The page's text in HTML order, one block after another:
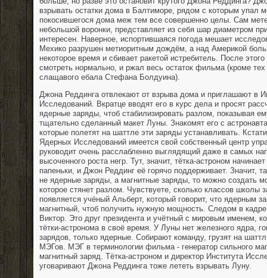
взрывать остатки дома в Балтиморе, рядом с которым упал
покосившегося дома меж тем все совершенно целы. Сам
небольшой воронки, представляет из себя шар диаметром
интересен. Наверное, испортившаяся погода мешает
Мехико разрушен метиоритным дождём, а над Америкой
некоторое время и сбивает ракетой истребитель. После
смотреть нормально, и ржал весь остаток фильма (кроме
слащавого ебала Стефана Болдуина).
Джона Реддинга отвлекают от взрыва дома и приглашают в
Исследований. Вкратце вводят его в курс дела и просят
ядерные заряды, чтоб стабилизировать разлом, показывая
тщательно сделанный макет Луны. Знакомят его с
которые полетят на шаттле эти заряды устанавливать.
Ядерных Исследований имеется свой собственный центр
руководит очень расслабленно выглядящий даже в самых
высоченного роста негр. Тут, значит, тётка-астроном
папеньки, и Джон Реддинг её горячо поддерживает. Значит,
не ядерные заряды, а магнитные заряды, то можно создать
которое стянет разлом. Чувствуете, сколько классов школы
появляется учёный Альберт, который говорит, что ядерным
магнитный, чтоб получить нужную мощность. Следом в
Виктор. Это друг президента и учётный с мировым именем,
тётки-астронома в своё время. У Луны нет железного ядра,
зарядов, только ядерные. Собирают команду, грузят на
МЭГов. МЭГ в терминологии фильма - генератор сильного
магнитный заряд. Тётка-астроном и директор Института
уговаривают Джона Реддинга тоже лететь взрывать Луну.